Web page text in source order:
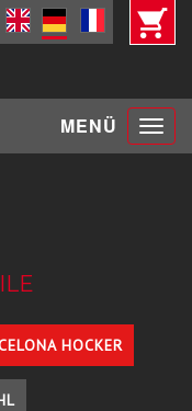
MENÜ Toggle
HOCKER